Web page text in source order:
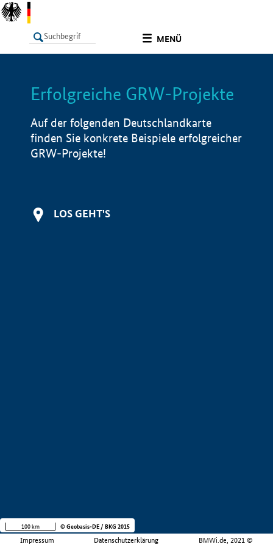
MENÜ
LISTE Info
Erfolgreiche GRW-Projekte
Auf der folgenden Deutschlandkarte
finden Sie konkrete Beispiele erfolgreicher
GRW-Projekte!
LOS GEHT'S
Impressum Datenschutzerklärung BMWi.de, 2021 ©
100 km © Geobasis-DE / BKG 2015